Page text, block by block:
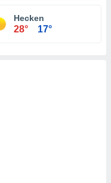
Hecken
28° 17°